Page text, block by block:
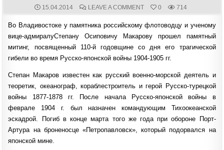
PUBLISHED
DATE:
15.04.2014 COMMENTS:
LEAVE A COMMENTON
ВОЕННЫЕ
И
ОБЩЕСТВЕННОСТЬ
ГОРОДА
ОТДАЛИ
ПОЧЕСТИ
АДМИРАЛУ
МАКАРОВУ
0 714
Во Владивостоке у памятника российскому флотоводцу и ученому
вице-адмиралуСтепану Осиповичу Макарову прошел памятный
митинг, посвященный 110-й годовщине со дня его трагической
гибели во время Русско-японской войны 1904-1905 гг.
Степан Макаров известен как русский военно-морской деятель и
теоретик, океанограф, кораблестроитель и герой Русско-турецкой
войны 1877-1878 гг. После начала Русско-японской войны в
феврале 1904 г. был назначен командующим Тихоокеанской
эскадрой. Погиб в конце марта того же года при обороне Порт-
Артура на броненосце «Петропавловск», который подорвался на
японской мине.